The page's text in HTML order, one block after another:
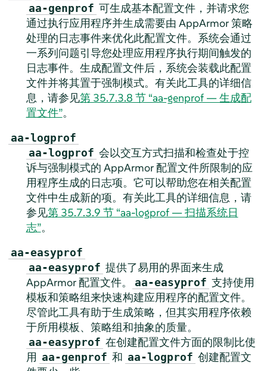
aa-genprof 可生成基本配置文件，并请求您
通过执行应用程序并生成需要由 AppArmor策略
处理的日志事件来优化此配置文件。系统会通过
一系列问题引导您处理应用程序执行期间触发的
日志事件。生成配置文件后，系统会装载此配置
文件并将其置于强制模式。有关此工具的详细信
息，请参见第 35.7.3.8 节 “aa-genprof — 生成配
置文件”。
aa-logprof
aa-logprof 会以交互方式扫描和检查处于控
诉与强制模式的 AppArmor配置文件所限制的应
用程序生成的日志项。它可以帮助您在相关配置
文件中生成新的项。有关此工具的详细信息，请
参见第 35.7.3.9 节 “aa-logprof — 扫描系统日
志”。
aa-easyprof
aa-easyprof 提供了易用的界面来生成
AppArmor配置文件。 aa-easyprof 支持使用
模板和策略组来快速构建应用程序的配置文件。
尽管此工具有助于生成策略，但其实用程序依赖
于所用模板、策略组和抽象的质量。
aa-easyprof 在创建配置文件方面的限制比使
用 aa-genprof 和 aa-logprof 创建配置文